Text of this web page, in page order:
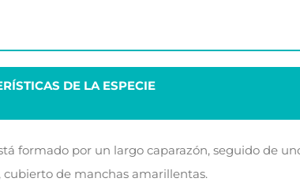
DE LA ESPECIE
formado por un largo caparazón, seguido de
cubierto de manchas amarillentas.